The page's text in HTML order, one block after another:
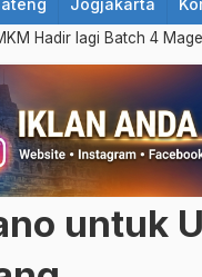
Jogjakarta
Hadir lagi Batch 4
untuk